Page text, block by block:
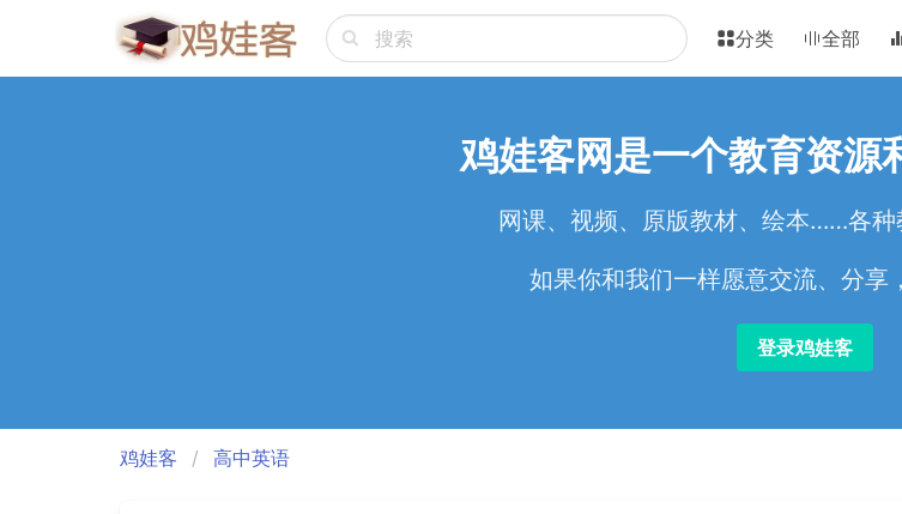
分类 全部
鸡娃客网是一个教育资源
网课、视频、原版教材、绘本……各种
如果你和我们一样愿意交流、分享
登录鸡娃客
鸡娃客 高中英语